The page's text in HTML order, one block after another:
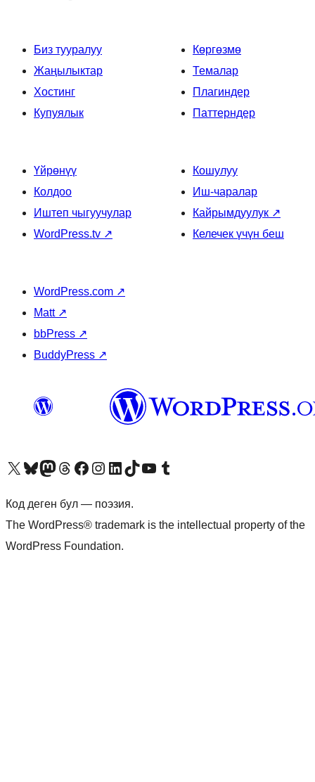
Биз тууралуу
Жаңылыктар
Хостинг
Купуялык
Көргөзмө
Темалар
Плагиндер
Паттерндер
Үйрөнүү
Колдоо
Иштеп чыгуучулар
WordPress.tv ↗
Кошулуу
Иш-чаралар
Кайрымдуулук ↗
Келечек үчүн беш
WordPress.com ↗
Matt ↗
bbPress ↗
BuddyPress ↗
Visit our X (formerly Twitter) account
Visit our Bluesky account
Биздин Mastodon түрмөгүбүзгө баш багыңыз
Visit our Threads account
Биздин Facebook баракчабызга кириңиз
Биздин Instagram баракчабызга баш багыңыз
Биздин LinkedIn баракчабызга баш багыңыз
Visit our TikTok account
Visit our YouTube channel
Visit our Tumblr account
Код деген бул — поэзия.
The WordPress® trademark is the intellectual property of the
WordPress Foundation.